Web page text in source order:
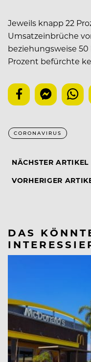
Jeweils knapp 22
Umsatzeinbrüche
beziehungsweise 50
Prozent befürchte
CORONAVIRUS
NÄCHSTER ARTIKEL
VORHERIGER
DAS